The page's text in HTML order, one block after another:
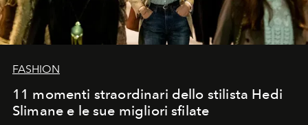
FASHION
11 momenti straordinari dello stilista Hedi
Slimane e le sue migliori sfilate